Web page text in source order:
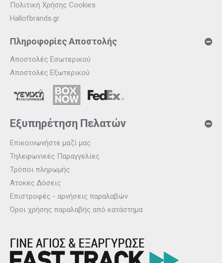
Πολιτική Χρήσης Cookies
Hallofbrands.gr
Πληροφορίες Αποστολής
Αποστολές Εσωτερικού
Αποστολές Εξωτερικού
Εξυπηρέτηση Πελατών
Επικοινωνήστε μαζί μας
Τηλεφωνικές Παραγγελίες
Τρόποι πληρωμής
Άτοκες Δόσεις
Επιστροφές - αρνήσεις παραλαβών
Όροι χρήσης παραλαβής από κατάστημα